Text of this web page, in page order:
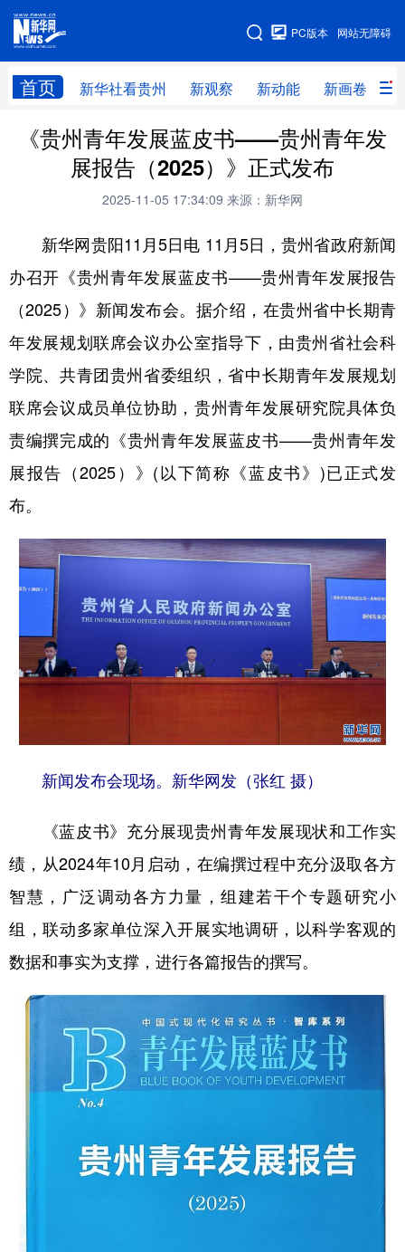
网站无障碍
PC版本
首页 新华社看贵州 新观察 新动能 新画卷
网站地图
新华社看贵州 新观察 新动能 新画卷
贵州要闻 贵州领导 人事
直播
畅游贵州 数字贵州 律动贵州 健康贵州
光影贵州 部门之窗 县区直达 企业速递
六盘水 毕节 铜仁 黔东南
黔南 黔西南
地方频道
辽宁 吉林 上海 江苏
浙江
山东 河南 湖北
广东 广西 海南 重庆
宁夏
新疆 内蒙古 黑龙江
English Español Français عربى
Русский язык 日本語 한국어
Deutsch Português
《贵州青年发展蓝皮书——贵州青年发
展报告（2025）》正式发布
2025-11-05 17:34:09 来源：新华网
新华网贵阳11月5日电 11月5日，贵州省政府新闻
办召开《贵州青年发展蓝皮书——贵州青年发展报告
（2025）》新闻发布会。据介绍，在贵州省中长期青
年发展规划联席会议办公室指导下，由贵州省社会科
学院、共青团贵州省委组织，省中长期青年发展规划
联席会议成员单位协助，贵州青年发展研究院具体负
责编撰完成的《贵州青年发展蓝皮书——贵州青年发
展报告（2025）》(以下简称《蓝皮书》)已正式发
布。
新闻发布会现场。新华网发（张红 摄）
《蓝皮书》充分展现贵州青年发展现状和工作实
绩，从2024年10月启动，在编撰过程中充分汲取各方
智慧，广泛调动各方力量，组建若干个专题研究小
组，联动多家单位深入开展实地调研，以科学客观的
数据和事实为支撑，进行各篇报告的撰写。